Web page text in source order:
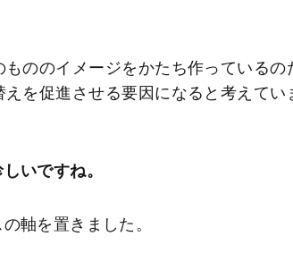
ののイメージをかたち作っているの
を促進させる要因になると考えてい
いですね。
軸を置きました。